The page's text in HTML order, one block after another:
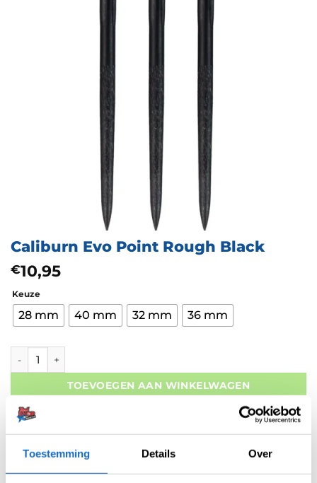
Toestemming Details Over
Caliburn Evo Point Rough Black
€10,95
Keuze
28 mm 40 mm 32 mm 36 mm
Caliburn Evo Point Rough Black aantal
TOEVOEGEN AAN WINKELWAGEN
Gratis verzending vanaf 50,- In NL en BE
Betaal later met Klarna
Artikelnummer:variation-9760